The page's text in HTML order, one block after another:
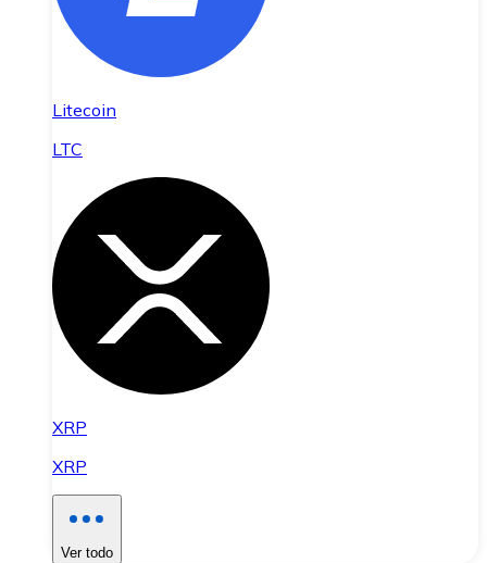
Litecoin
LTC
XRP
XRP
Ver todo